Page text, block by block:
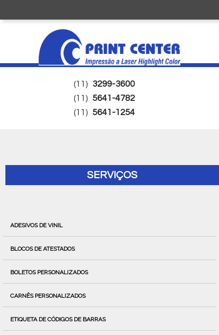
(11) 3299-3600
(11) 5641-4782
(11) 5641-1254
SERVIÇOS
ADESIVOS DE VINIL
BLOCOS DE ATESTADOS
BOLETOS PERSONALIZADOS
CARNÊS PERSONALIZADOS
ETIQUETA DE CÓDIGOS DE BARRAS